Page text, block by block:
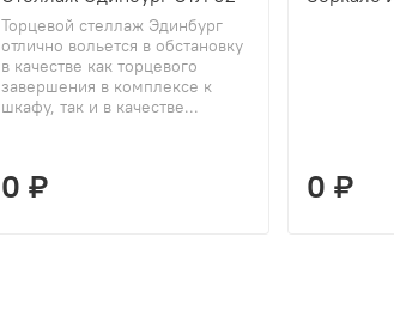
Торцевой стеллаж Эдинбург
отлично вольется в обстановку
в качестве как торцевого
завершения в комплексе к
шкафу, так и в качестве...
0 ₽ 0 ₽